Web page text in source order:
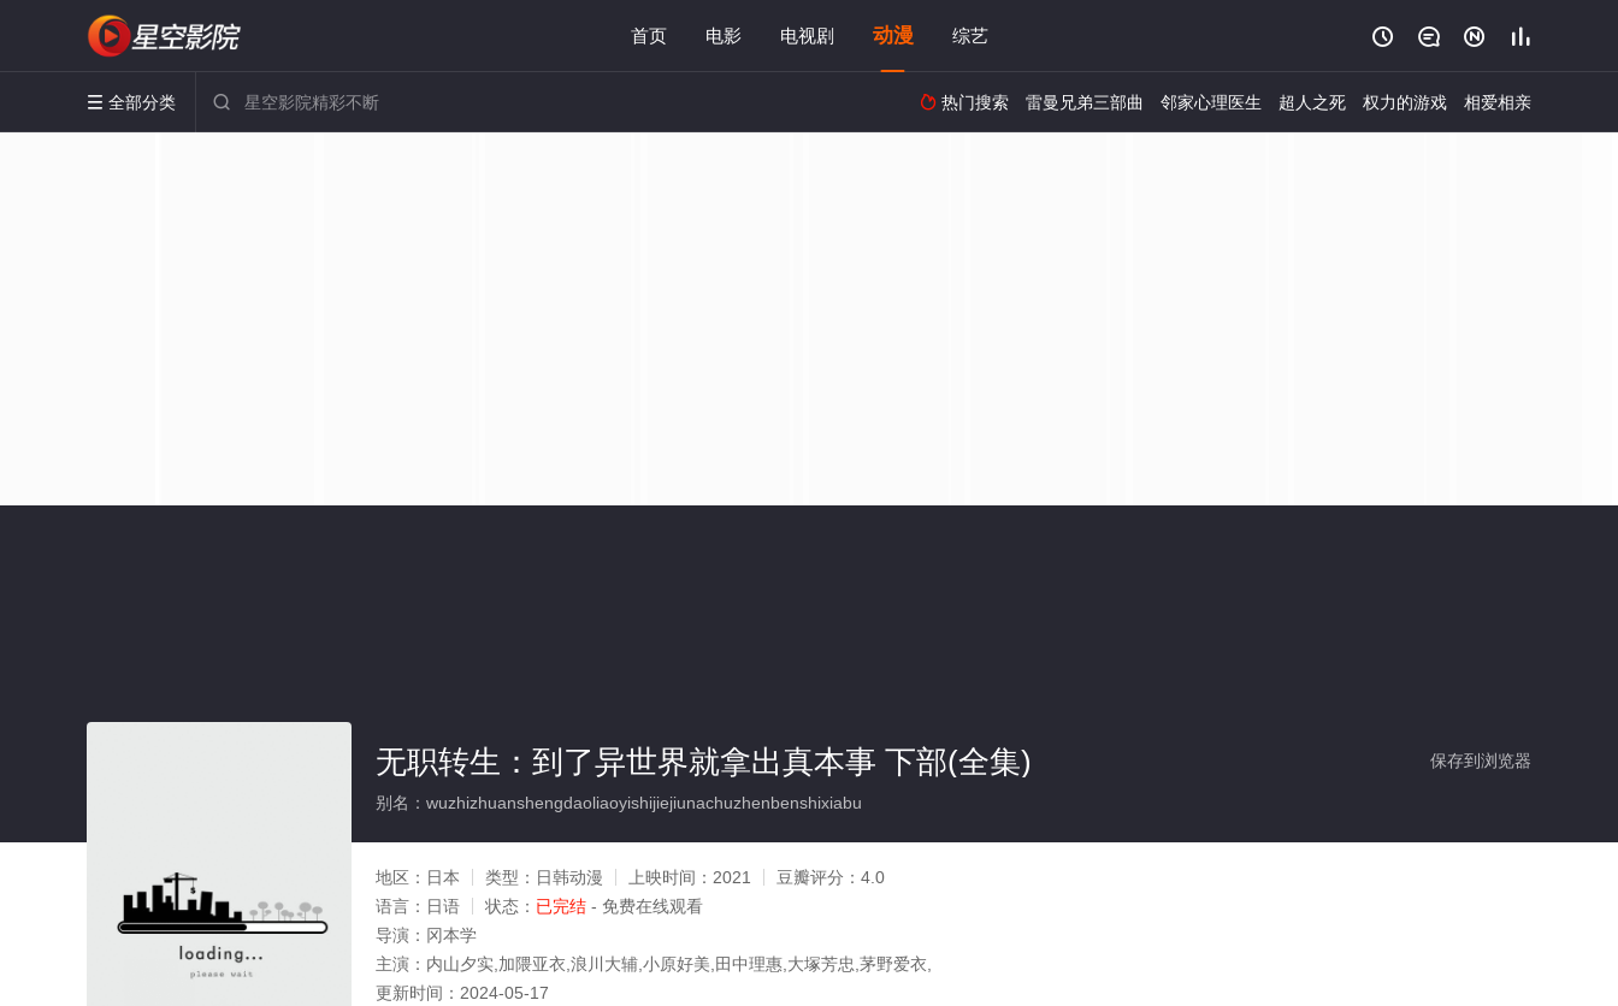
首页 电影 电视剧 动漫 综艺    
 全部分类   热门搜索 雷曼兄弟三部曲 邻家心理医生 超人之死 权力的游戏 相爱相亲
保存到浏览器
无职转生：到了异世界就拿出真本事 下部(全集)
别名：wuzhizhuanshengdaoliaoyishijiejiunachuzhenbenshixiabu
地区： 日本 类型： 日韩动漫 上映时间： 2021 豆瓣评分： 4.0
语言： 日语 状态： 已完结 - 免费在线观看
导演： 冈本学
主演： 内山夕实,加隈亚衣,浪川大辅,小原好美,田中理惠,大塚芳忠,茅野爱衣,
更新时间： 2024-05-17